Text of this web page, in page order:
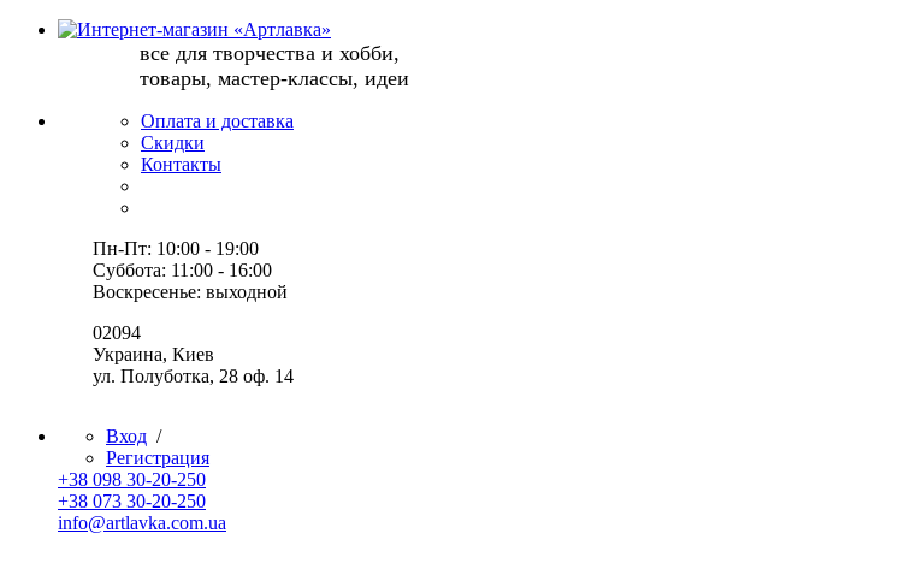
все для творчества и хобби,
товары, мастер-классы, идеи
Оплата и доставка
Скидки
Контакты
Пн-Пт: 10:00 - 19:00
Суббота: 11:00 - 16:00
Воскресенье: выходной
02094
Украина, Киев
ул. Полуботка, 28 оф. 14
Вход /
Регистрация
+38 098 30-20-250
+38 073 30-20-250
info@artlavka.com.ua